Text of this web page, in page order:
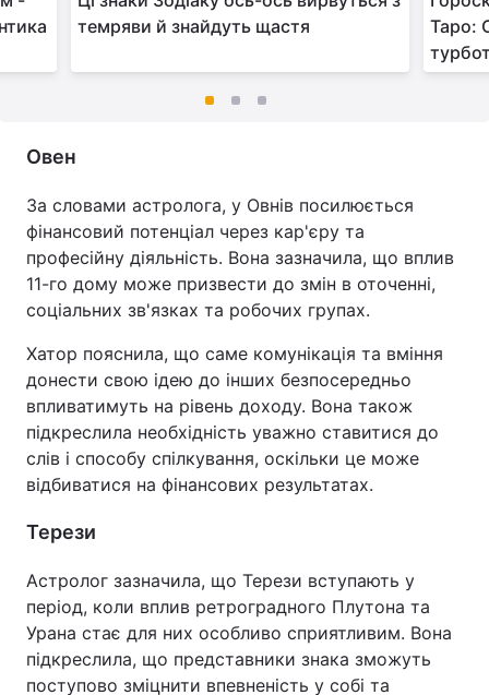
темряви й знайдуть щастя
Таро:
Овен
За словами астролога, у Овнів посилюється
фінансовий потенціал через кар'єру та
професійну діяльність. Вона зазначила, що вплив
11-го дому може призвести до змін в оточенні,
соціальних зв'язках та робочих групах.
Хатор пояснила, що саме комунікація та вміння
донести свою ідею до інших безпосередньо
впливатимуть на рівень доходу. Вона також
підкреслила необхідність уважно ставитися до
слів і способу спілкування, оскільки це може
відбиватися на фінансових результатах.
Терези
Астролог зазначила, що Терези вступають у
період, коли вплив ретроградного Плутона та
Урана стає для них особливо сприятливим. Вона
підкреслила, що представники знака зможуть
поступово зміцнити впевненість у собі та